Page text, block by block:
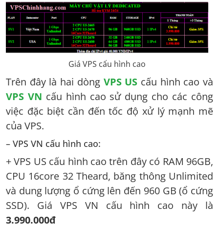
Giá VPS cấu hình cao
Trên đây là hai dòng VPS US cấu hình cao và
VPS VN cấu hình cao sử dụng cho các công
việc đặc biệt cần đến tốc độ xử lý mạnh mẽ
của VPS.
– VPS VN cấu hình cao:
+ VPS US cấu hình cao trên đây có RAM 96GB,
CPU 16core 32 Theard, băng thông Unlimited
và dung lượng ổ cứng lên đến 960 GB (ổ cứng
SSD). Giá VPS VN cấu hình cao này là
3.990.000đ